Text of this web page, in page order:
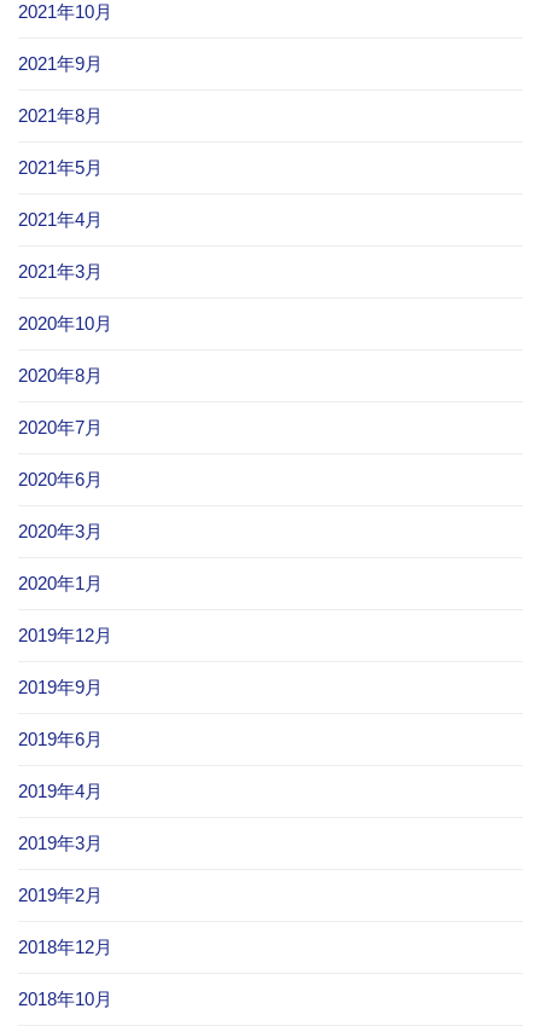
2021年10月
2021年9月
2021年8月
2021年5月
2021年4月
2021年3月
2020年10月
2020年8月
2020年7月
2020年6月
2020年3月
2020年1月
2019年12月
2019年9月
2019年6月
2019年4月
2019年3月
2019年2月
2018年12月
2018年10月